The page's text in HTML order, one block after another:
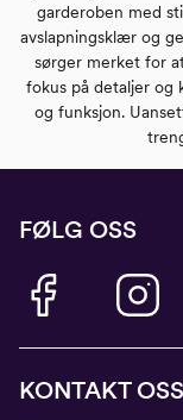
garderoben med
avslapningsklær og
sørger merket for
fokus på detaljer og
og funksjon.
FØLG OSS
KONTAKT OSS